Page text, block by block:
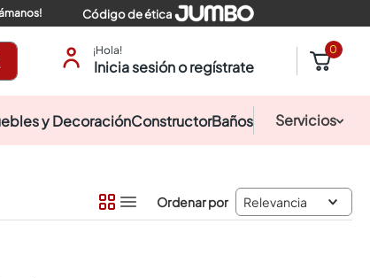
Código de ética
¡Hola!
Inicia sesión o regístrate
0
y DecoraciónConstructorBaños Servicios
Relevancia